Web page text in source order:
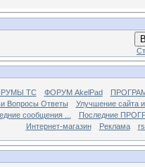
TC ФОРУМ AkelPad
Вопросы Ответы
Улучшение сайта
сообщения ...
Последние
Интернет-магазин
Реклама